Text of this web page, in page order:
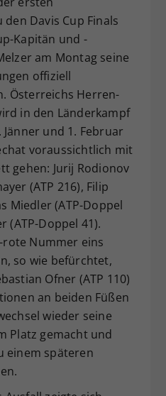
Davis Cup Finals
Kapitän und -
am Montag seine
offiziell
Österreichs Herren-
in den Länderkampf
und 1. Februar
voraussichtlich mit
gehen: Jurij Rodionov
(ATP 216), Filip
Miedler (ATP-Doppel
(ATP-Doppel 41).
Nummer eins
so wie befürchtet,
Ofner (ATP 110)
an beiden Füßen
wieder seine
Platz gemacht und
einem späteren
speichert Ihre Consent-
Unter anderem eine
ID, für die
Speicherung Ihrer
Einstellungen, falls der
dies eingestellt